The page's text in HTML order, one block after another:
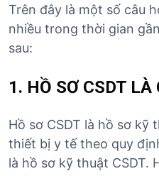
Trên đây là một số câu
nhiều trong thời gian
sau:
1. HỒ SƠ CSDT LÀ
Hồ sơ CSDT là hồ sơ kỹ
thiết bị y tế theo quy
là hồ sơ kỹ thuật CSDT.